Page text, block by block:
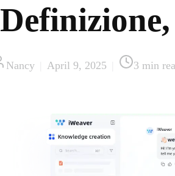
Nancy April 9, 2025 3 min